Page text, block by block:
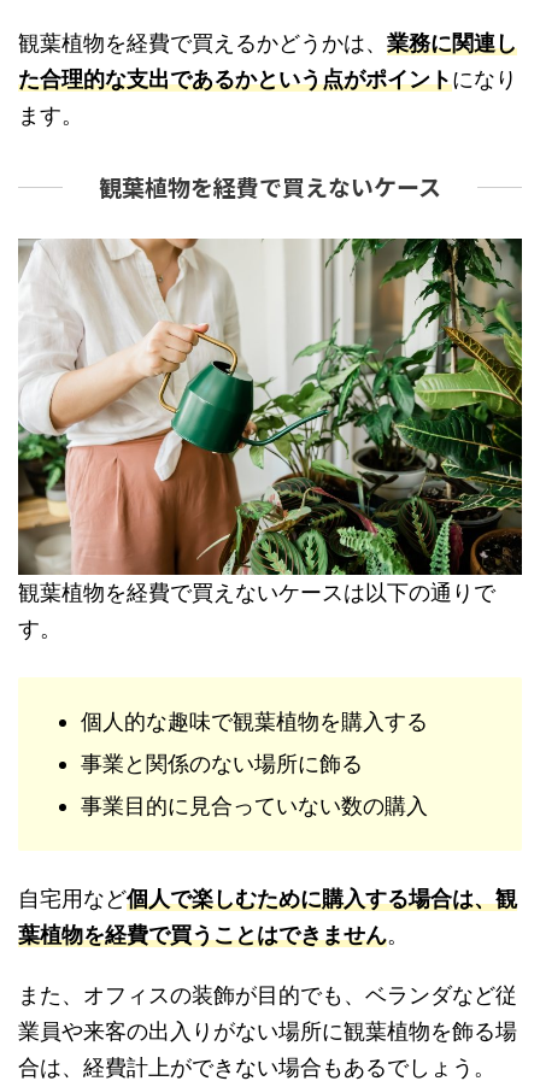
観葉植物を経費で買えるかどうかは、 業務に関連し
た合理的な支出であるかという点がポイントになり
ます。
観葉植物を経費で買えないケース
観葉植物を経費で買えないケースは以下の通りで
す。
個人的な趣味で観葉植物を購入する
事業と関係のない場所に飾る
事業目的に見合っていない数の購入
自宅用など個人で楽しむために購入する場合は、観
葉植物を経費で買うことはできません。
また、オフィスの装飾が目的でも、ベランダなど従
業員や来客の出入りがない場所に観葉植物を飾る場
合は、経費計上ができない場合もあるでしょう。